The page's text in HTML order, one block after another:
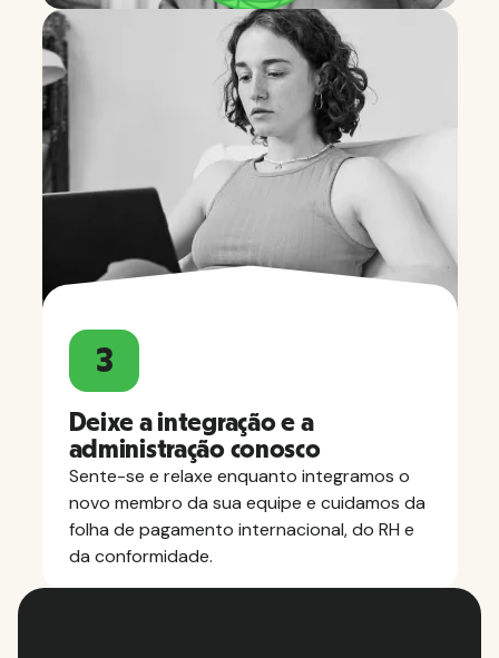
3
Deixe a integração e a
administração conosco
Sente-se e relaxe enquanto integramos o
novo membro da sua equipe e cuidamos da
folha de pagamento internacional, do RH e
da conformidade.